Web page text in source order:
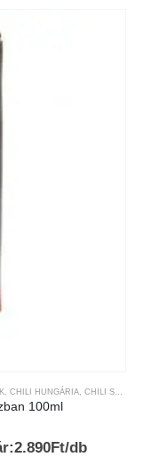
CHILI HUNGÁRIA CHILI SZÓSZOK ÉS KRÉMEK
100ml
db